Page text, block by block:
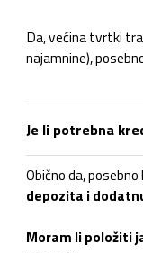
Da, većina tvrtki
najamnine),
Je li potrebna
Obično da,
depozita i
Moram li položiti